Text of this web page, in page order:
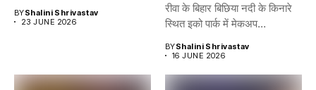
BYShalini Shrivastav
23 JUNE 2026
रीवा के बिहार बिछिया नदी के किनारे
स्थित इको पार्क में मेकअप...
BYShalini Shrivastav
16 JUNE 2026